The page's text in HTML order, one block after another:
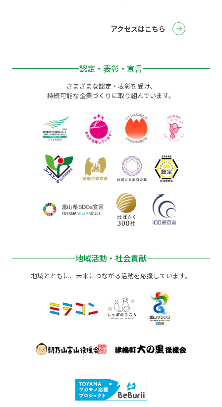
アクセスはこちら
認定・表彰・宣言
さまざまな認定・表彰を受け、
持続可能な企業づくりに取り組んでいます。
地域活動・社会貢献
地域とともに、未来につながる活動を応援しています。